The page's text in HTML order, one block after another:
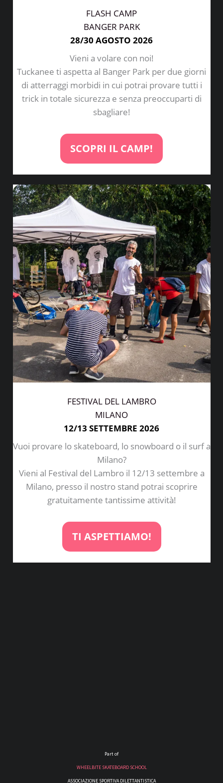
FLASH CAMP
BANGER PARK
28/30 AGOSTO 2026
Vieni a volare con noi!
Tuckanee ti aspetta al Banger Park per due giorni
di atterraggi morbidi in cui potrai provare tutti i
trick in totale sicurezza e senza preoccuparti di
sbagliare!
SCOPRI IL CAMP!
FESTIVAL DEL LAMBRO
MILANO
12/13 SETTEMBRE 2026
Vuoi provare lo skateboard, lo snowboard o il surf a
Milano?
Vieni al Festival del Lambro il 12/13 settembre a
Milano, presso il nostro stand potrai scoprire
gratuitamente tantissime attività!
TI ASPETTIAMO!
Part of
WHEELBITE SKATEBOARD SCHOOL
ASSOCIAZIONE SPORTIVA DILETTANTISTICA